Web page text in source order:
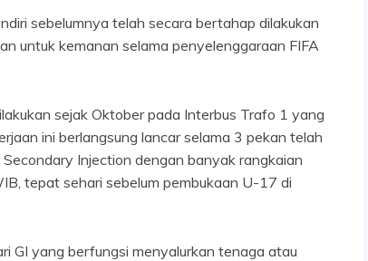
sebelumnya telah secara bertahap dilakukan
untuk kemanan selama penyelenggaraan FIFA
sejak Oktober pada Interbus Trafo 1 yang
ini berlangsung lancar selama 3 pekan telah
Injection dengan banyak rangkaian
tepat sehari sebelum pembukaan U-17 di
GI yang berfungsi menyalurkan tenaga atau